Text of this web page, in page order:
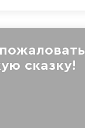
сказку!